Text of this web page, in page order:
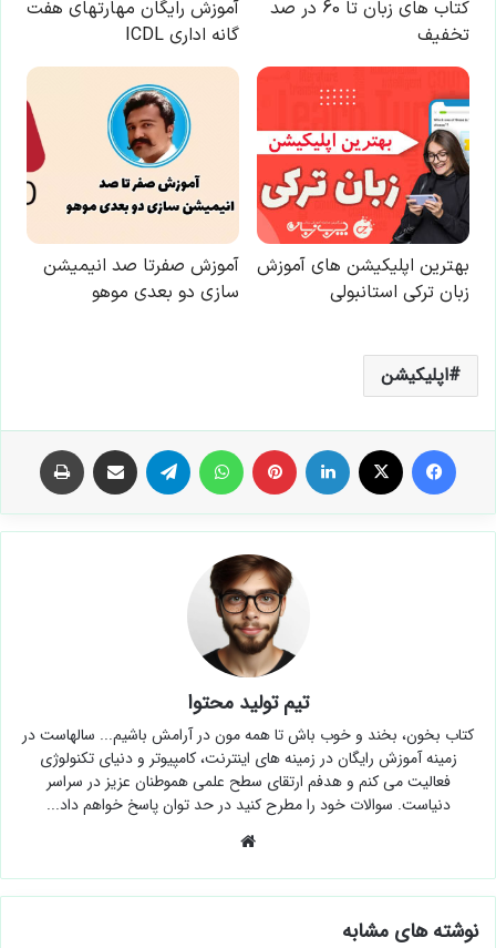
اپلیکیشن
فیس بوک لینکدین ‫پین‌ترست تلگرام اشتراک گذاری از طریق ایمیل
تیم تولید محتوا
کتاب بخون، بخند و خوب باش تا همه مون در آرامش باشیم... سالهاست در
زمینه آموزش رایگان در زمینه های اینترنت، کامپیوتر و دنیای تکنولوژی
فعالیت می کنم و هدفم ارتقای سطح علمی هموطنان عزیز در سراسر
دنیاست. سوالات خود را مطرح کنید در حد توان پاسخ خواهم داد...
نوشته های مشابه